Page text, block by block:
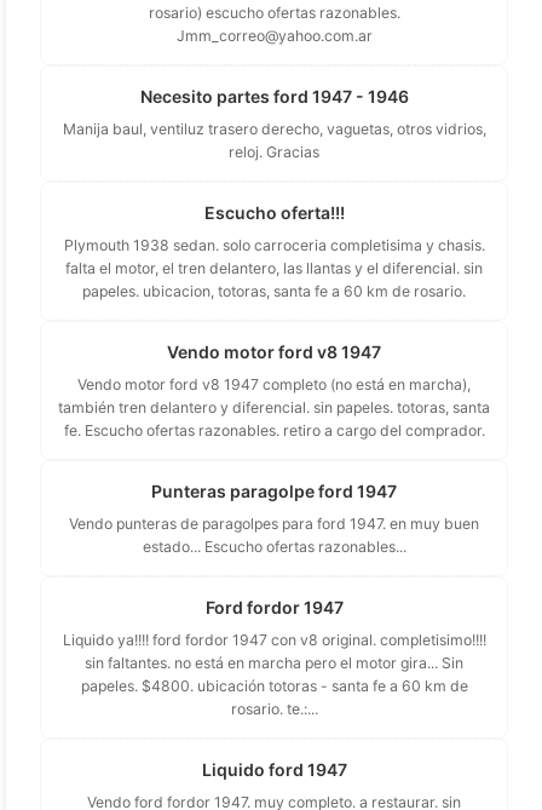
rosario) escucho ofertas razonables.
Jmm_correo@yahoo.com.ar
Necesito partes ford 1947 - 1946
Manija baul, ventiluz trasero derecho, vaguetas, otros vidrios,
reloj. Gracias
Escucho oferta!!!
Plymouth 1938 sedan. solo carroceria completisima y chasis.
falta el motor, el tren delantero, las llantas y el diferencial. sin
papeles. ubicacion, totoras, santa fe a 60 km de rosario.
Vendo motor ford v8 1947
Vendo motor ford v8 1947 completo (no está en marcha),
también tren delantero y diferencial. sin papeles. totoras, santa
fe. Escucho ofertas razonables. retiro a cargo del comprador.
Punteras paragolpe ford 1947
Vendo punteras de paragolpes para ford 1947. en muy buen
estado... Escucho ofertas razonables...
Ford fordor 1947
Liquido ya!!!! ford fordor 1947 con v8 original. completisimo!!!!
sin faltantes. no está en marcha pero el motor gira... Sin
papeles. $4800. ubicación totoras - santa fe a 60 km de
rosario. te.:...
Liquido ford 1947
Vendo ford fordor 1947. muy completo. a restaurar. sin